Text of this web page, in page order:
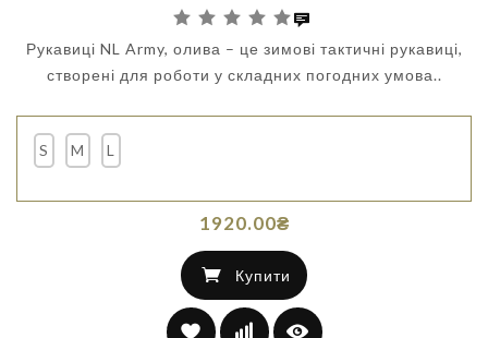
Рукавиці NL Army, олива – це зимові тактичні рукавиці,
створені для роботи у складних погодних умова..
S M L
1920.00₴
Купити